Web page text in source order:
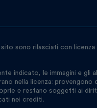
sono rilasciati con licenza
indicato, le immagini e gli
nella licenza: provengono
e restano soggetti ai
nei crediti.